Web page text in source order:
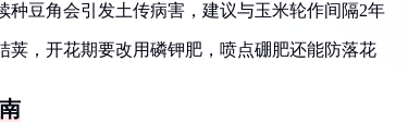
种豆角会引发土传病害，建议与玉米轮作间隔2年
荚，开花期要改用磷钾肥，喷点硼肥还能防落花